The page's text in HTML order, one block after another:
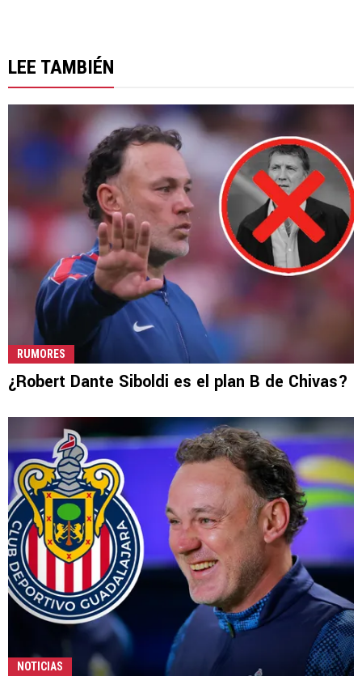
LEE TAMBIÉN
RUMORES
¿Robert Dante Siboldi es el plan B de Chivas?
NOTICIAS